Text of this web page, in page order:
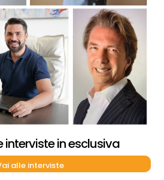
interviste in esclusiva
alle interviste